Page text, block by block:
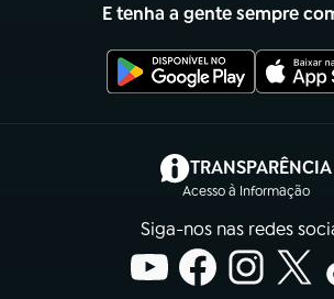
E tenha a gente sempre
TRANSPARÊNCIA
Acesso à Informação
(abre em
Siga-nos nas redes